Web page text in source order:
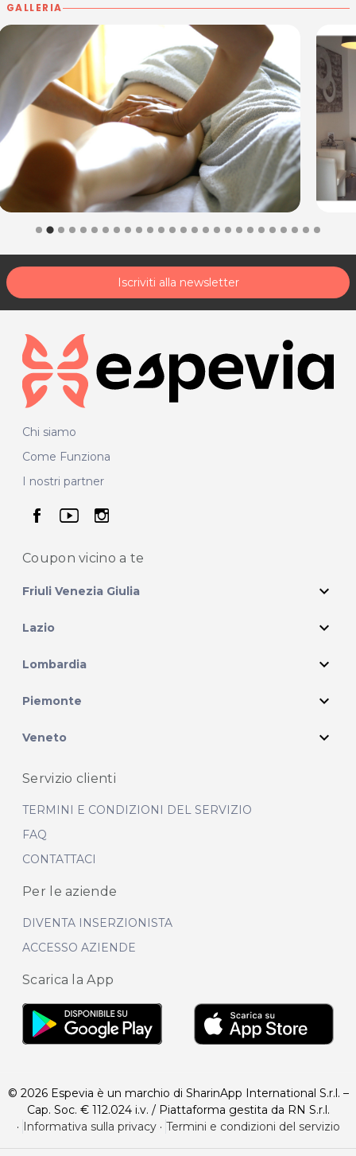
GALLERIA
Iscriviti alla newsletter
Chi siamo
Come Funziona
I nostri partner
seguici su facebook
seguici su youtube
seguici su instagram
Coupon vicino a te
Friuli Venezia Giulia expand_more
Lazio expand_more
Lombardia expand_more
Piemonte expand_more
Veneto expand_more
Servizio clienti
TERMINI E CONDIZIONI DEL SERVIZIO
FAQ
CONTATTACI
Per le aziende
DIVENTA INSERZIONISTA
ACCESSO AZIENDE
Scarica la App
© 2026 Espevia è un marchio di SharinApp International S.r.l. –
Cap. Soc. € 112.024 i.v. / Piattaforma gestita da RN S.r.l.
· Informativa sulla privacy· Termini e condizioni del servizio